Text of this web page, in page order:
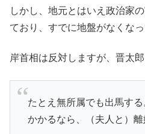
しかし、地元とはいえ政治家
ており、すでに地盤がなくなっ
岸首相は反対しますが、晋太郎
たとえ無所属でも出馬す
かかるなら、（夫人と）